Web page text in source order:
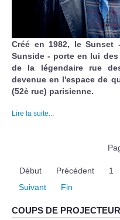
Créé en 1982, le
Sunside - porte en lui
de la légendaire rue
devenue en l'espace de
(52è rue) parisienne.
Lire la suite...
Début Précédent 1
Suivant
Fin
COUPS DE